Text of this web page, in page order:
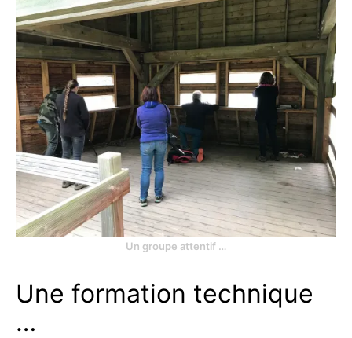
Un groupe attentif …
Une formation technique
…